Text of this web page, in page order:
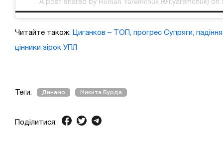
A post shared by (@r.yaremchuk)
Читайте також: Циганков – ТОП, прогрес Супряги,
цінники зірок УПЛ
Теги: Динамо Микита Бурда
Поділитися: